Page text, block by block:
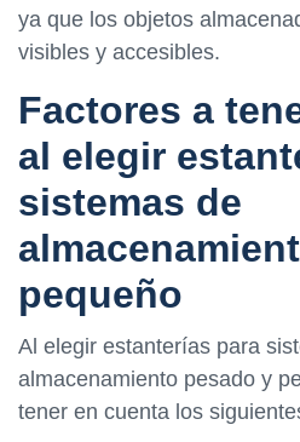
ya que los objetos
visibles y accesibles.
Factores a
al elegir
sistemas de
pequeño
Al elegir estanterías para
almacenamiento pesado y
tener en cuenta los